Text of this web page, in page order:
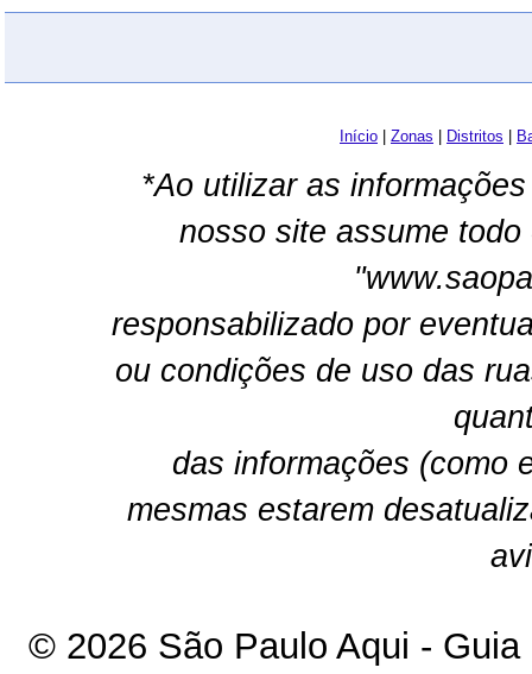
Início Zonas Distritos
*Ao utilizar as
nosso site assume
responsabilizado por
ou condições de uso das
das informações (como
mesmas estarem
© 2026 São Paulo Aqui -